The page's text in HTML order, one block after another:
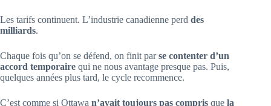
Les tarifs continuent. L’industrie canadienne perd des
milliards.
Chaque fois qu’on se défend, on finit parse contenter d’un
accord temporaire qui ne nous avantage presque pas. Puis,
quelques années plus tard, le cycle recommence.
C’est comme si Ottawa n’avait toujours pas compris que la